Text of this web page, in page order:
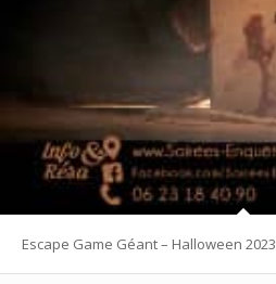
Escape Game Géant – Halloween 2023